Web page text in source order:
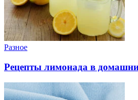
Разное
Рецепты лимонада в